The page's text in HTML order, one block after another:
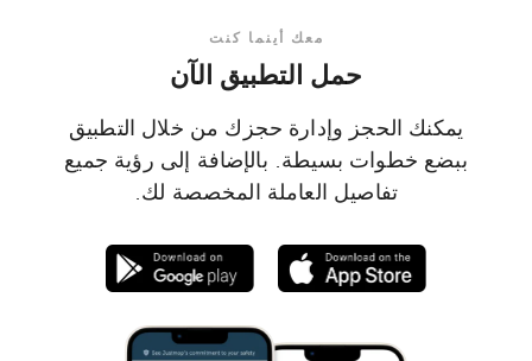
معك أينما كنت
حمل التطبيق الآن
يمكنك الحجز وإدارة حجزك من خلال التطبيق
ببضع خطوات بسيطة. بالإضافة إلى رؤية جميع
تفاصيل العاملة المخصصة لك.